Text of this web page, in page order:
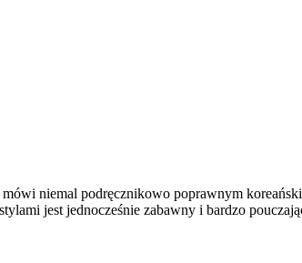
niemal podręcznikowo poprawnym
jest jednocześnie zabawny i bardzo